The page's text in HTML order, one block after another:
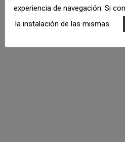
experiencia de navegación. Si
la instalación de las mismas.